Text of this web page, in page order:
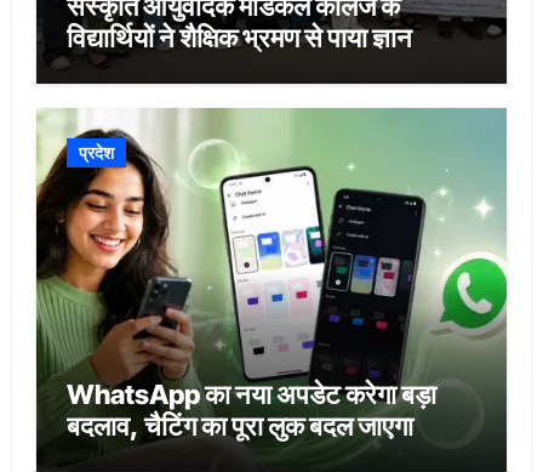
संस्कृति आयुर्वेदिक मेडिकल कालेज के
विद्यार्थियों ने शैक्षिक भ्रमण से पाया ज्ञान
प्रदेश
WhatsApp का नया अपडेट करेगा बड़ा
बदलाव, चैटिंग का पूरा लुक बदल जाएगा